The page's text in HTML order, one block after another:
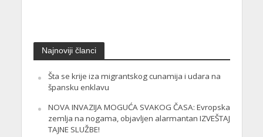
Najnoviji članci
Šta se krije iza migrantskog cunamija i udara na
špansku enklavu
NOVA INVAZIJA MOGUĆA SVAKOG ČASA: Evropska
zemlja na nogama, objavljen alarmantan IZVEŠTAJ
TAJNE SLUŽBE!